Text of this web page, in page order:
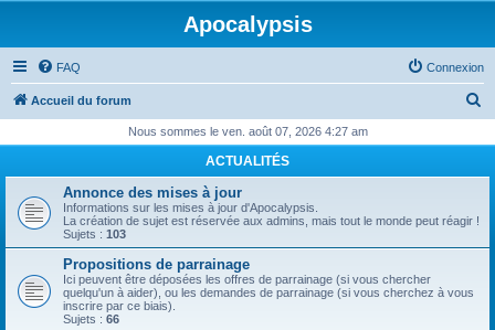
Apocalypsis
FAQ Connexion
Accueil du forum
h
Nous sommes le ven. août 07, 2026 4:27 am
ACTUALITÉS
Annonce des mises à jour
Informations sur les mises à jour d'Apocalypsis.
La création de sujet est réservée aux admins, mais tout le monde peut réagir !
Sujets : 103
Propositions de parrainage
Ici peuvent être déposées les offres de parrainage (si vous chercher
quelqu'un à aider), ou les demandes de parrainage (si vous cherchez à vous
inscrire par ce biais).
Sujets : 66